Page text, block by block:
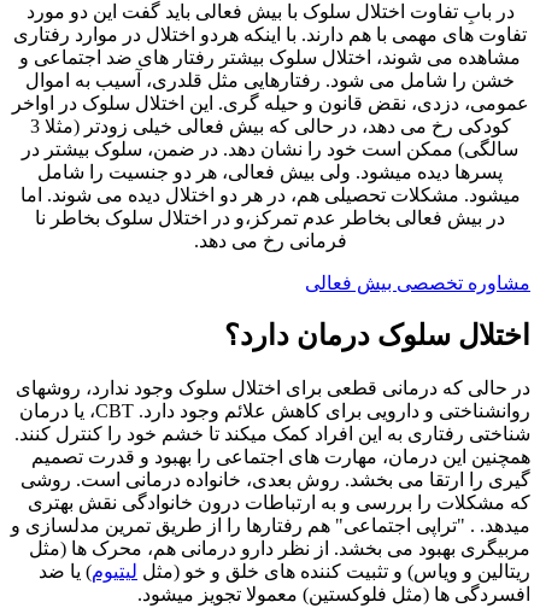
در بابِ تفاوت اختلال سلوک با بیش فعالی باید گفت این دو مورد
تفاوت های مهمی با هم دارند. با اینکه هردو اختلال در موارد رفتاری
مشاهده می شوند، اختلال سلوک بیشتر رفتار های ضد اجتماعی و
خشن را شامل می شود. رفتارهایی مثل قلدری، آسیب به اموال
عمومی، دزدی، نقض قانون و حیله گری. این اختلال سلوک در اواخر
کودکی رخ می دهد، در حالی که بیش فعالی خیلی زودتر (مثلا 3
سالگی) ممکن است خود را نشان دهد. در ضمن، سلوک بیشتر در
پسرها دیده میشود. ولی بیش فعالی، هر دو جنسیت را شامل
میشود. مشکلات تحصیلی هم، در هر دو اختلال دیده می شوند. اما
در بیش فعالی بخاطر عدم تمرکز،و در اختلال سلوک بخاطر نا
فرمانی رخ می دهد.
مشاوره تخصصی بیش فعالی
اختلال سلوک درمان دارد؟
در حالی که درمانی قطعی برای اختلال سلوک وجود ندارد، روشهای
روانشناختی و دارویی برای کاهش علائم وجود دارد. CBT، یا درمان
شناختی رفتاری به این افراد کمک میکند تا خشم خود را کنترل کنند.
همچنین این درمان، مهارت های اجتماعی را بهبود و قدرت تصمیم
گیری را ارتقا می بخشد. روش بعدی، خانواده درمانی است. روشی
که مشکلات را بررسی و به ارتباطات درون خانوادگی نقش بهتری
میدهد. . "تراپی اجتماعی" هم رفتارها را از طریق تمرین مدلسازی و
مربیگری بهبود می بخشد. از نظر دارو درمانی هم، محرک ها (مثل
ریتالین و ویاس) و تثبیت کننده های خلق و خو (مثل لیتیوم) یا ضد
افسردگی ها (مثل فلوکستین) معمولا تجویز میشود.